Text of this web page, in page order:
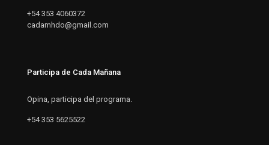
+54 353 4060372
cadamhdo@gmail.com
Participa de Cada Mañana
Opina, participa del programa.
+54 353 5625522